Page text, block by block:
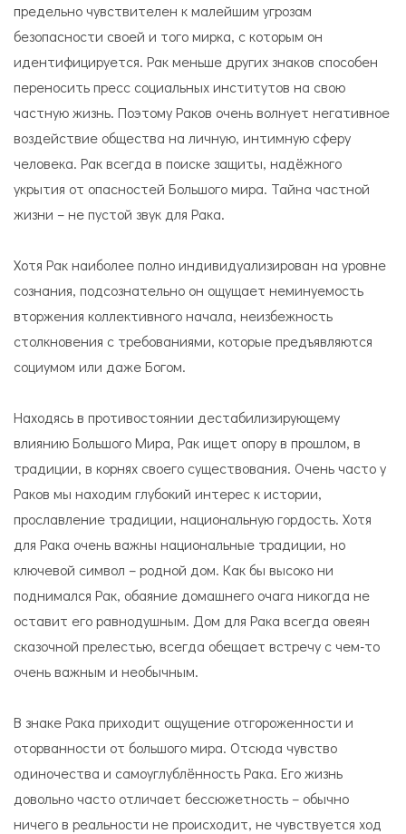
предельно чувствителен к малейшим угрозам
безопасности своей и того мирка, с которым он
идентифицируется. Рак меньше других знаков способен
переносить пресс социальных институтов на свою
частную жизнь. Поэтому Раков очень волнует негативное
воздействие общества на личную, интимную сферу
человека. Рак всегда в поиске защиты, надёжного
укрытия от опасностей Большого мира. Тайна частной
жизни – не пустой звук для Рака.
Хотя Рак наиболее полно индивидуализирован на уровне
сознания, подсознательно он ощущает неминуемость
вторжения коллективного начала, неизбежность
столкновения с требованиями, которые предъявляются
социумом или даже Богом.
Находясь в противостоянии дестабилизирующему
влиянию Большого Мира, Рак ищет опору в прошлом, в
традиции, в корнях своего существования. Очень часто у
Раков мы находим глубокий интерес к истории,
прославление традиции, национальную гордость. Хотя
для Рака очень важны национальные традиции, но
ключевой символ – родной дом. Как бы высоко ни
поднимался Рак, обаяние домашнего очага никогда не
оставит его равнодушным. Дом для Рака всегда овеян
сказочной прелестью, всегда обещает встречу с чем-то
очень важным и необычным.
В знаке Рака приходит ощущение отгороженности и
оторванности от большого мира. Отсюда чувство
одиночества и самоуглублённость Рака. Его жизнь
довольно часто отличает бессюжетность – обычно
ничего в реальности не происходит, не чувствуется ход